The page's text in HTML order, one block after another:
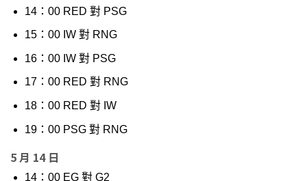
14：00 RED 對 PSG
15：00 IW 對 RNG
16：00 IW 對 PSG
17：00 RED 對 RNG
18：00 RED 對 IW
19：00 PSG 對 RNG
5 月 14 日
14：00 EG 對 G2